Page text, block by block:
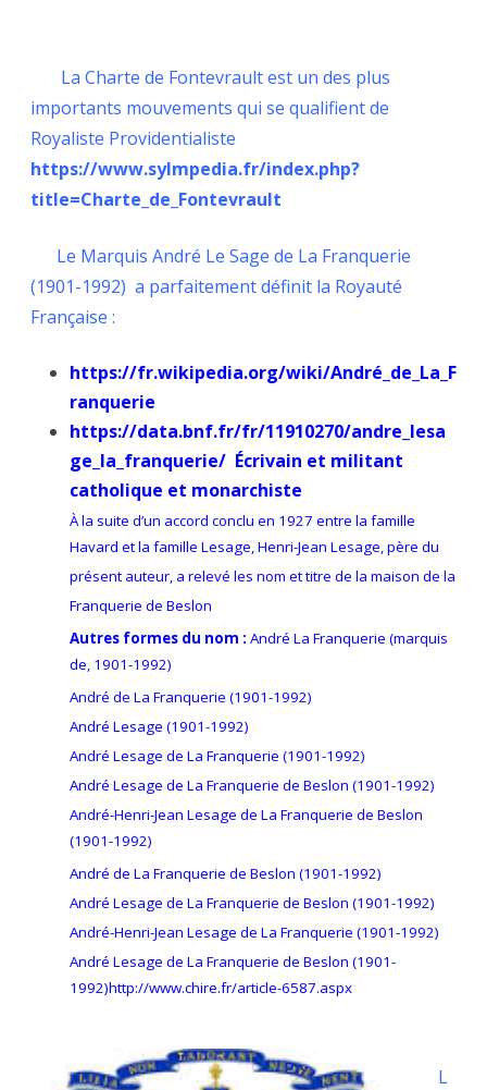
La Charte de Fontevrault est un des plus
importants mouvements qui se qualifient de
Royaliste Providentialiste
https://www.sylmpedia.fr/index.php?
title=Charte_de_Fontevrault
Le Marquis André Le Sage de La Franquerie
(1901-1992) a parfaitement définit la Royauté
Française :
https://fr.wikipedia.org/wiki/André_de_La_F
ranquerie
https://data.bnf.fr/fr/11910270/andre_lesa
ge_la_franquerie/ Écrivain et militant
catholique et monarchiste
À la suite d’un accord conclu en 1927 entre la famille
Havard et la famille Lesage, Henri-Jean Lesage, père du
présent auteur, a relevé les nom et titre de la maison de la
Franquerie de Beslon
Autres formes du nom : André La Franquerie (marquis
de, 1901-1992)
André de La Franquerie (1901-1992)
André Lesage (1901-1992)
André Lesage de La Franquerie (1901-1992)
André Lesage de La Franquerie de Beslon (1901-1992)
André-Henri-Jean Lesage de La Franquerie de Beslon
(1901-1992)
André de La Franquerie de Beslon (1901-1992)
André Lesage de La Franquerie de Beslon (1901-1992)
André-Henri-Jean Lesage de La Franquerie (1901-1992)
André Lesage de La Franquerie de Beslon (1901-
1992)http://www.chire.fr/article-6587.aspx
L